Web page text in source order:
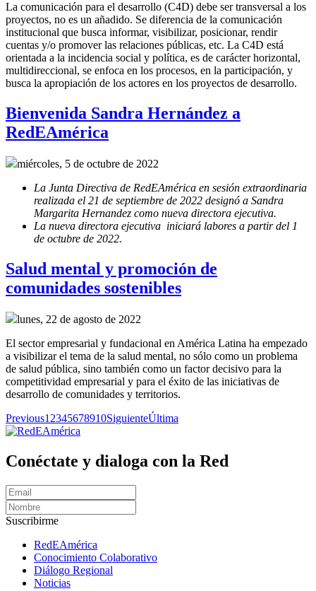
La comunicación para el desarrollo (C4D) debe ser transversal a los
proyectos, no es un añadido. Se diferencia de la comunicación
institucional que busca informar, visibilizar, posicionar, rendir
cuentas y/o promover las relaciones públicas, etc. La C4D está
orientada a la incidencia social y política, es de carácter horizontal,
multidireccional, se enfoca en los procesos, en la participación, y
busca la apropiación de los actores en los proyectos de desarrollo.
Bienvenida Sandra Hernández a
RedEAmérica
miércoles, 5 de octubre de 2022
La Junta Directiva de RedEAmérica en sesión extraordinaria
realizada el 21 de septiembre de 2022 designó a Sandra
Margarita Hernandez como nueva directora ejecutiva.
La nueva directora ejecutiva iniciará labores a partir del 1
de octubre de 2022.
Salud mental y promoción de
comunidades sostenibles
lunes, 22 de agosto de 2022
El sector empresarial y fundacional en América Latina ha empezado
a visibilizar el tema de la salud mental, no sólo como un problema
de salud pública, sino también como un factor decisivo para la
competitividad empresarial y para el éxito de las iniciativas de
desarrollo de comunidades y territorios.
Previous1 2345678910SiguienteÚltima
Conéctate y dialoga con la Red
Suscribirme
RedEAmérica
Conocimiento Colaborativo
Diálogo Regional
Noticias